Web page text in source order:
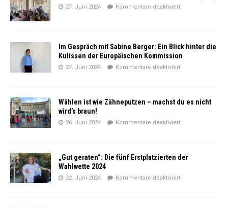
27. Juni 2024 Kommentare deaktiviert
Im Gespräch mit Sabine Berger: Ein Blick hinter die
Kulissen der Europäischen Kommission
27. Juni 2024 Kommentare deaktiviert
Wählen ist wie Zähneputzen – machst du es nicht
wird’s braun!
26. Juni 2024 Kommentare deaktiviert
„Gut geraten“: Die fünf Erstplatzierten der
Wahlwette 2024
22. Juni 2024 Kommentare deaktiviert